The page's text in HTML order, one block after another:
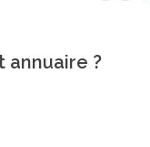
annuaire ?